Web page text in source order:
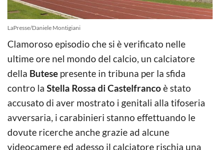
LaPresse/Daniele Montigiani
Clamoroso episodio che si è verificato nelle
ultime ore nel mondo del calcio, un calciatore
della Butese presente in tribuna per la sfida
contro la Stella Rossa di Castelfrancoè stato
accusato di aver mostrato i genitali alla tifoseria
avversaria, i carabinieri stanno effettuando le
dovute ricerche anche grazie ad alcune
videocamere ed adesso il calciatore rischia una